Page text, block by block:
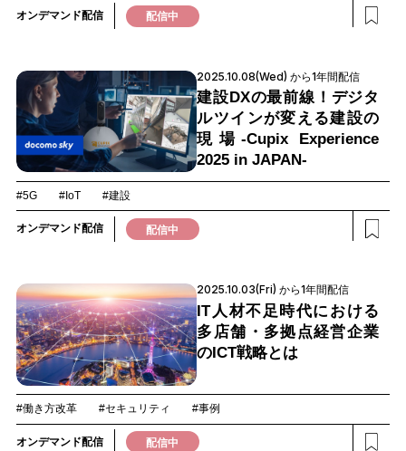
オンデマンド配信 配信中
2025.10.08(Wed) から1年間配信
建設DXの最前線！デジタ
ルツインが変える建設の
現場-Cupix Experience
2025 in JAPAN-
#5G #IoT #建設
オンデマンド配信 配信中
2025.10.03(Fri) から1年間配信
IT人材不足時代における
多店舗・多拠点経営企業
のICT戦略とは
#働き方改革 #セキュリティ #事例
オンデマンド配信 配信中